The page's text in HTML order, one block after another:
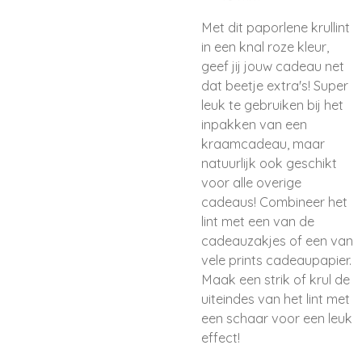
Met dit paporlene krullint
in een knal roze kleur,
geef jij jouw cadeau net
dat beetje extra's! Super
leuk te gebruiken bij het
inpakken van een
kraamcadeau, maar
natuurlijk ook geschikt
voor alle overige
cadeaus! Combineer het
lint met een van de
cadeauzakjes of een van
vele prints cadeaupapier.
Maak een strik of krul de
uiteindes van het lint met
een schaar voor een leuk
effect!